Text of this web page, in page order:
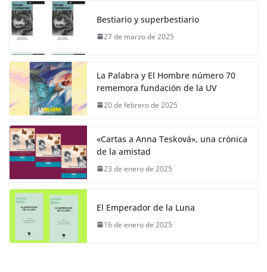
Bestiario y superbestiario
27 de marzo de 2025
La Palabra y El Hombre número 70
rememora fundación de la UV
20 de febrero de 2025
«Cartas a Anna Tesková», una crónica
de la amistad
23 de enero de 2025
El Emperador de la Luna
16 de enero de 2025